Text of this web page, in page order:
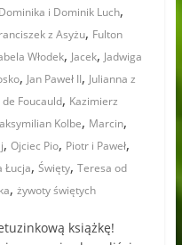
Dominika i Dominik Luch,
z Asyżu, Fulton
Włodek, Jacek, Jadwiga
, Jan Paweł II, Julianna z
de Foucauld, Kazimierz
Kolbe, Marcin,
, Ojciec Pio, Piotr i Paweł,
Łucja, Święty, Teresa od
, żywoty świętych
książkę!